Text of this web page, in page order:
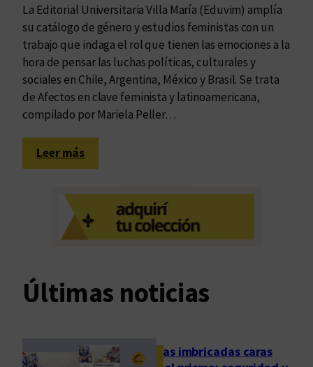
La Editorial Universitaria Villa María (Eduvim) amplía
su catálogo de género y estudios feministas con un
trabajo que indaga el rol que tienen las emociones a la
hora de pensar las luchas políticas, culturales y
sociales en Chile, Argentina, México y Brasil. Se trata
de Afectos en clave feminista y latinoamericana,
compilado por Mariela Peller…
Leer más:
A
c
t
e
a
m
Últimas noticias
Las imbricadas caras